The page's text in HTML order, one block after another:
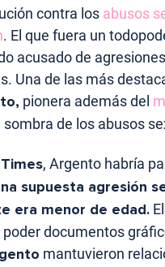
contra los abusos
. El que fuera un
acusado de
Una de las más
pionera además del
de los abusos
, Argento habría
supuesta agresión
era menor de edad.
documentos
mantuvieron